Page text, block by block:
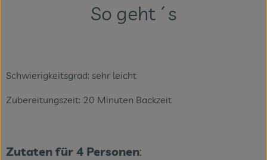
So geht´s
Schwierigkeitsgrad: sehr leicht
Zubereitungszeit: 20 Minuten Backzeit
Zutaten für 4 Personen: